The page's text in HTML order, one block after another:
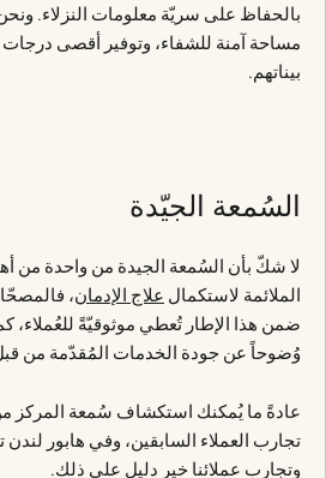
بالحفاظ على سريّة معلومات النزلاء. ونحن
مساحة آمنة للشفاء، وتوفير أقصى درجات
بيناتهم.
السُمعة الجيّدة
لا شكّ بأن السُمعة الجيدة من واحدة من
الملائمة لاستكمال علاج الإدمان،
ضمن هذا الإطار تُعطي موثوقيّةً للعُملاء،
وُضوحاً عن جودة الخدمات المُقدّمة من
عادةً ما يُمكنك استكشاف سُمعة المركز
تجارب العملاء السابقين، وفي هابور لندن
وتجارب عملائنا خير دليل على ذلك.